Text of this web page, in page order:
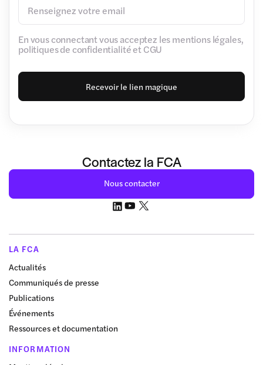
En vous connectant vous acceptez les mentions légales,
politiques de confidentialité et CGU
Recevoir le lien magique
Contactez la FCA
Nous contacter
LA FCA
Actualités
Communiqués de presse
Publications
Événements
Ressources et documentation
INFORMATION